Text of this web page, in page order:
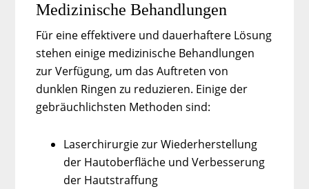
Medizinische Behandlungen
Für eine effektivere und dauerhaftere Lösung
stehen einige medizinische Behandlungen
zur Verfügung, um das Auftreten von
dunklen Ringen zu reduzieren. Einige der
gebräuchlichsten Methoden sind:
Laserchirurgie zur Wiederherstellung
der Hautoberfläche und Verbesserung
der Hautstraffung